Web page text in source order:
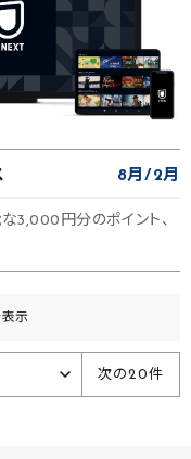
8月 2月
3,000円分のポイント、
表示
次の20件